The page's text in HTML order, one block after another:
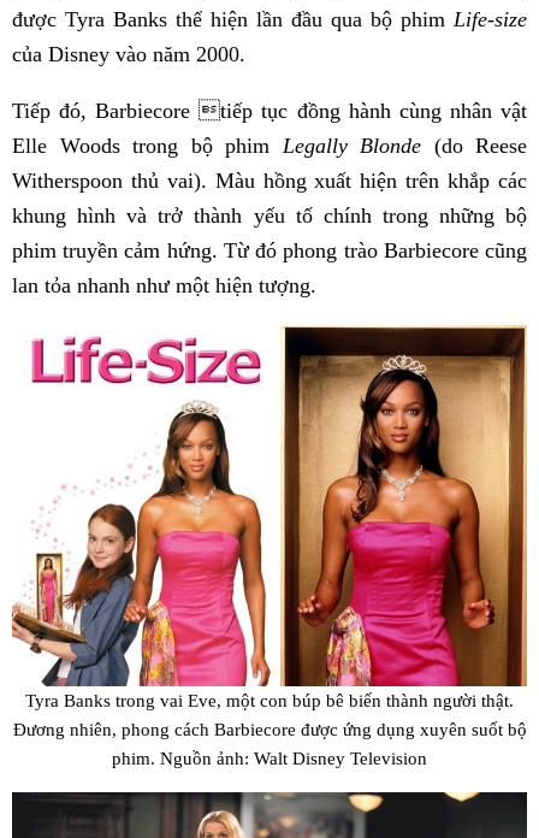
được Tyra Banks thể hiện lần đầu qua bộ phim Life-size
của Disney vào năm 2000.
Tiếp đó, Barbiecore tiếp tục đồng hành cùng nhân vật
Elle Woods trong bộ phim Legally Blonde (do Reese
Witherspoon thủ vai). Màu hồng xuất hiện trên khắp các
khung hình và trở thành yếu tố chính trong những bộ
phim truyền cảm hứng. Từ đó phong trào Barbiecore cũng
lan tỏa nhanh như một hiện tượng.
Tyra Banks trong vai Eve, một con búp bê biến thành người thật.
Đương nhiên, phong cách Barbiecore được ứng dụng xuyên suốt bộ
phim. Nguồn ảnh: Walt Disney Television